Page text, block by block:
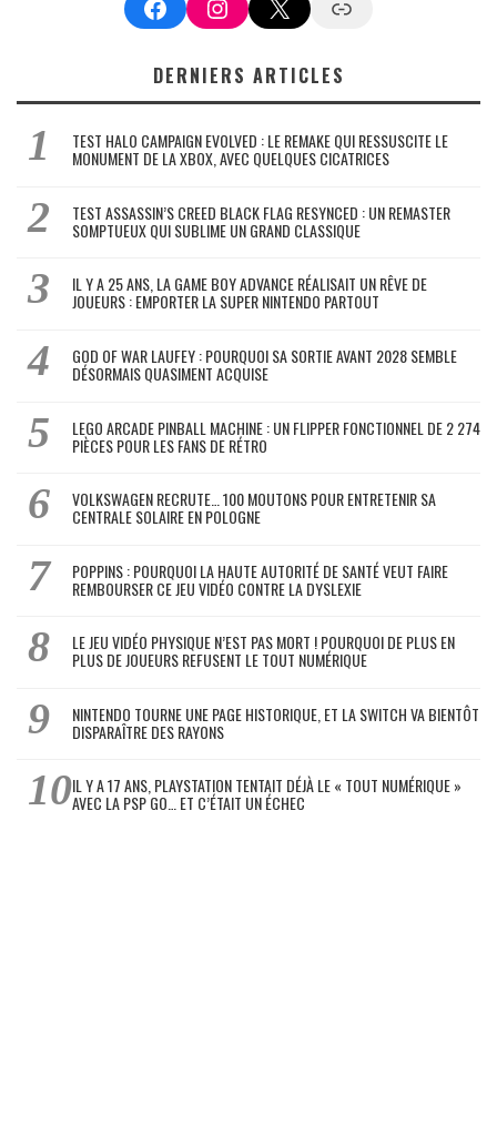
DERNIERS ARTICLES
TEST HALO CAMPAIGN EVOLVED : LE REMAKE QUI RESSUSCITE LE
MONUMENT DE LA XBOX, AVEC QUELQUES CICATRICES
TEST ASSASSIN’S CREED BLACK FLAG RESYNCED : UN REMASTER
SOMPTUEUX QUI SUBLIME UN GRAND CLASSIQUE
IL Y A 25 ANS, LA GAME BOY ADVANCE RÉALISAIT UN RÊVE DE
JOUEURS : EMPORTER LA SUPER NINTENDO PARTOUT
GOD OF WAR LAUFEY : POURQUOI SA SORTIE AVANT 2028 SEMBLE
DÉSORMAIS QUASIMENT ACQUISE
LEGO ARCADE PINBALL MACHINE : UN FLIPPER FONCTIONNEL DE 2 274
PIÈCES POUR LES FANS DE RÉTRO
VOLKSWAGEN RECRUTE… 100 MOUTONS POUR ENTRETENIR SA
CENTRALE SOLAIRE EN POLOGNE
POPPINS : POURQUOI LA HAUTE AUTORITÉ DE SANTÉ VEUT FAIRE
REMBOURSER CE JEU VIDÉO CONTRE LA DYSLEXIE
LE JEU VIDÉO PHYSIQUE N’EST PAS MORT ! POURQUOI DE PLUS EN
PLUS DE JOUEURS REFUSENT LE TOUT NUMÉRIQUE
NINTENDO TOURNE UNE PAGE HISTORIQUE, ET LA SWITCH VA BIENTÔT
DISPARAÎTRE DES RAYONS
IL Y A 17 ANS, PLAYSTATION TENTAIT DÉJÀ LE « TOUT NUMÉRIQUE »
AVEC LA PSP GO… ET C’ÉTAIT UN ÉCHEC